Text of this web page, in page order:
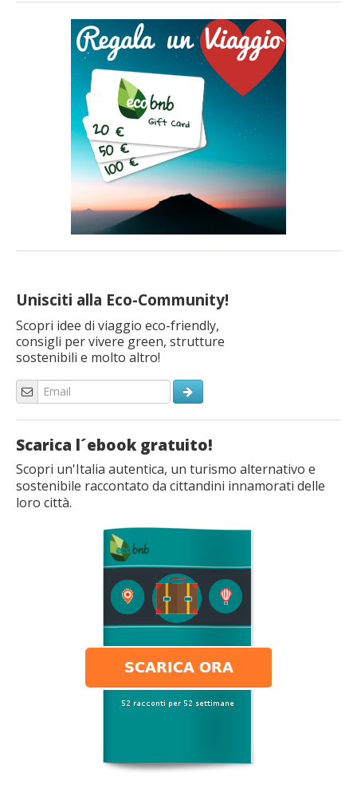
Unisciti alla Eco-Community!
Scopri idee di viaggio eco-friendly,
consigli per vivere green, strutture
sostenibili e molto altro!
Scarica l´ebook gratuito!
Scopri un'Italia autentica, un turismo alternativo e
sostenibile raccontato da cittandini innamorati delle
loro città.